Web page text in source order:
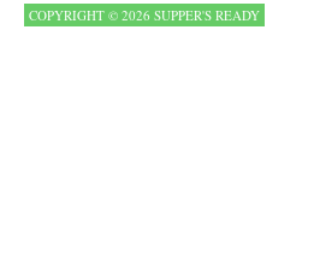
COPYRIGHT © 2026 SUPPER'S READY